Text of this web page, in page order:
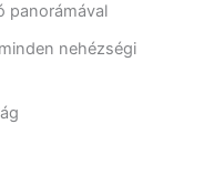
panorámával
nehézségi